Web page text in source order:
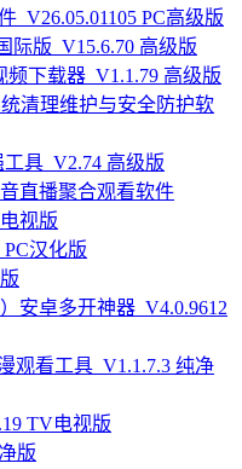
_V26.05.01105 PC高级版
际版_V15.6.70 高级版
频下载器_V1.1.79 高级版
统清理维护与安全防护软
工具_V2.74 高级版
直播聚合观看软件
视版
PC汉化版
安卓多开神器_V4.0.9612
观看工具_V1.1.7.3 纯净
TV电视版
版